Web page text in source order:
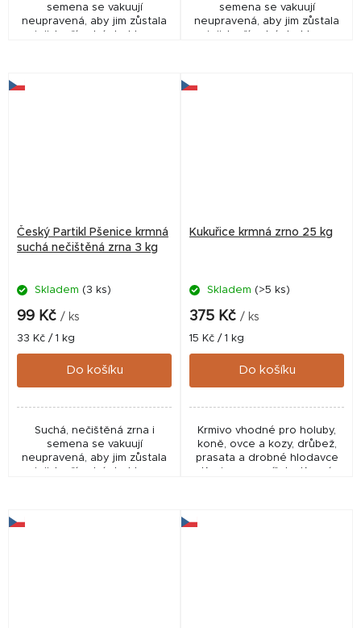
semena se vakuují
neupravená, aby jim zůstala
jejich přírodní struktura
semena se vakuují
neupravená, aby jim zůstala
jejich přírodní struktura
Český Partikl Pšenice krmná
suchá nečištěná zrna 3 kg
Skladem (3 ks)
99 Kč / ks
Měrná
cena:
33 Kč / 1 kg
Do košíku
Suchá, nečištěná zrna i
semena se vakuují
neupravená, aby jim zůstala
jejich přírodní struktura
Kukuřice krmná zrno 25 kg
Skladem (>5 ks)
375 Kč / ks
Měrná
cena:
15 Kč / 1 kg
Do košíku
Krmivo vhodné pro holuby,
koně, ovce a kozy, drůbež,
prasata a drobné hlodavce
Krmivo pro zvířata. Krmná